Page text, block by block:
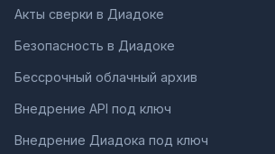
Акты сверки в Диадоке
Безопасность в Диадоке
Бессрочный облачный архив
Внедрение API под ключ
Внедрение Диадока под ключ